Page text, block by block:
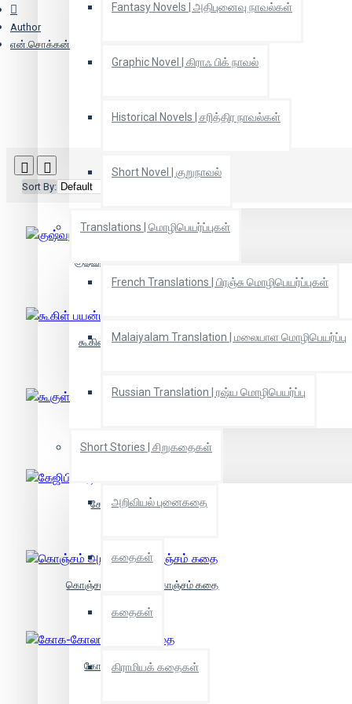
Fantasy Novels | அதிபுனைவு நாவல்கள்
Graphic Novel | கிராஃ பிக் நாவல்
Historical Novels | சரித்திர நாவல்கள்
Short Novel | குறுநாவல்
Translations | மொழிபெயர்ப்புகள்
French Translations | பிரஞ்சு மொழிபெயர்ப்புகள்
Malaiyalam Translation | மலையாள மொழிபெயர்ப்பு
Russian Translation | ரஷ்ய மொழிபெயர்ப்பு
Short Stories | சிறுகதைகள்
அறிவியல் புனைகதை
கதைகள்
கதைகள்
கிராமியக் கதைகள்
Author
என்.சொக்கன்
Sort By:
குஷ்வந்த் சிங் வாழ்க்கை வரலாறு
கூகிள் பயன்படுத்துவது எப்படி?
கேஜிபி: அடி அல்லது அழி
கொஞ்சம் அறிவியல், கொஞ்சம் கதை
கோக-கோலா வெற்றிக்கதை